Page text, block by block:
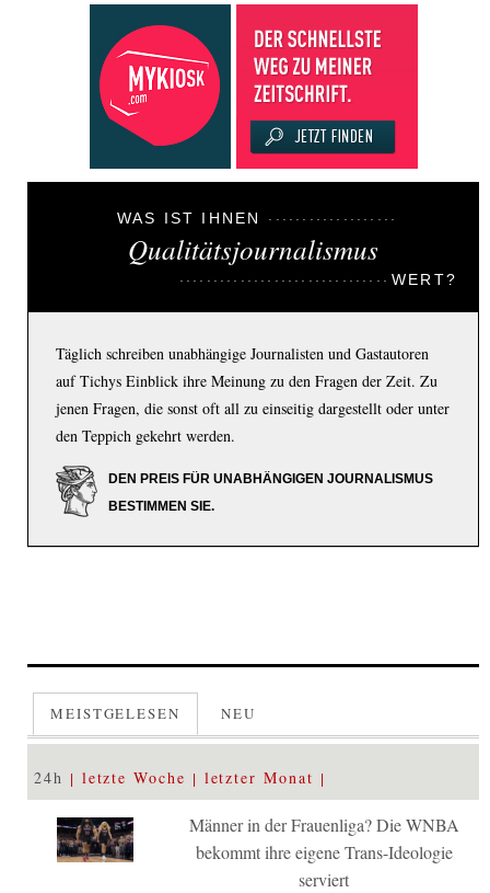
WAS IST IHNEN
Qualitätsjournalismus
WERT?
Täglich schreiben unabhängige Journalisten und Gastautoren
auf Tichys Einblick ihre Meinung zu den Fragen der Zeit. Zu
jenen Fragen, die sonst oft all zu einseitig dargestellt oder unter
den Teppich gekehrt werden.
DEN PREIS FÜR UNABHÄNGIGEN JOURNALISMUS
BESTIMMEN SIE.
MEISTGELESEN NEU
24h letzte Woche letzter Monat
Männer in der Frauenliga? Die WNBA
bekommt ihre eigene Trans-Ideologie
serviert